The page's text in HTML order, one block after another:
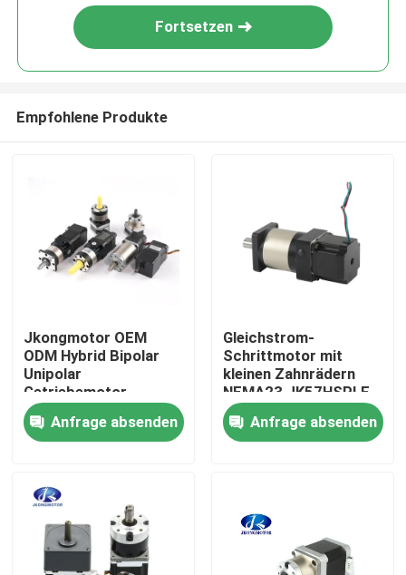
Produkte
Über uns
Fortsetzen
Empfohlene Produkte
Jkongmotor OEM
ODM Hybrid Bipolar
Unipolar
Getriebemotor
Schrittmotor mit
Getriebe Encoder
Bremse Integrierter
Anfrage absenden
Gleichstrom-
Schrittmotor mit
kleinen Zahnrädern
NEMA23 JK57HSPLF
Anfrage absenden